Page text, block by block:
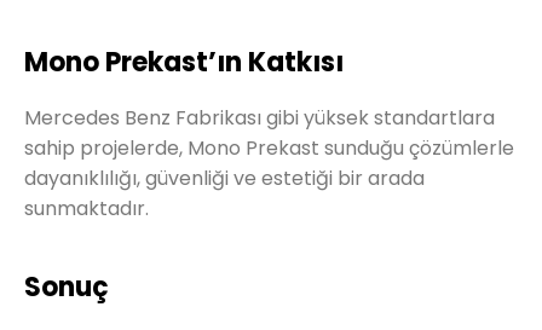
Mono Prekast’ın Katkısı
Mercedes Benz Fabrikası gibi yüksek standartlara
sahip projelerde, Mono Prekast sunduğu çözümlerle
dayanıklılığı, güvenliği ve estetiği bir arada
sunmaktadır.
Sonuç